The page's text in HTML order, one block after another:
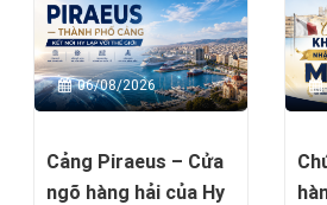
về hồ sơ cư trú – chỉ sau
16 ngày kể từ khi hồ sơ
được nộp tại Cơ quan Di
trú Hy Lạp.
06/08/2026
Cảng Piraeus – Cửa
ngõ hàng hải của Hy